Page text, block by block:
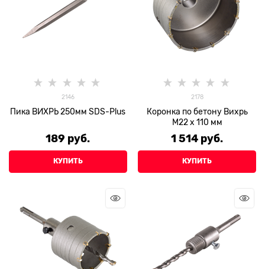
2146
Пика ВИХРЬ 250мм SDS-Plus
189 руб.
КУПИТЬ
2178
Коронка по бетону Вихрь
М22 х 110 мм
1 514 руб.
КУПИТЬ